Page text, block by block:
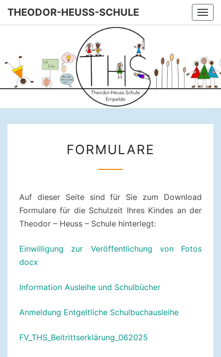
Skip
THEODOR-HEUSS-SCHULE
HEUSS-
SCHULE
Unsere
Grundschule
In Empelde
FORMULARE
Auf dieser Seite sind für Sie zum Download
Formulare für die Schulzeit Ihres Kindes an der
Theodor – Heuss – Schule hinterlegt:
Einwilligung zur Veröffentlichung von Fotos
docx
Information Ausleihe und Schulbücher
Anmeldung Entgeltliche Schulbuchausleihe
FV_THS_Beitrittserklärung_062025